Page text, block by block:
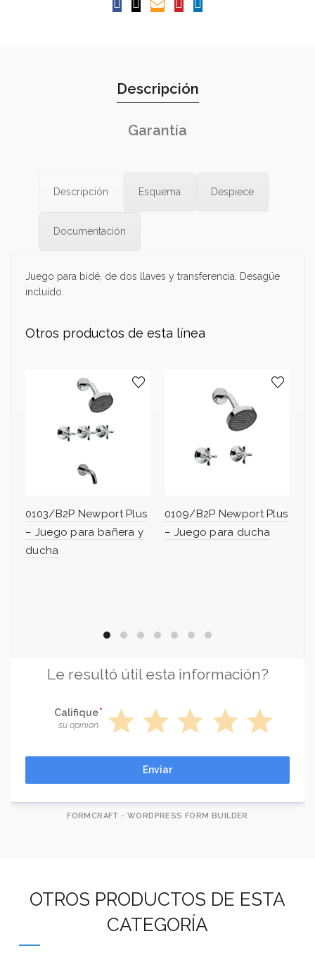
Descripción
Garantía
Descripción Esquema Despiece
Documentación
Juego para bidé, de dos llaves y transferencia. Desagüe
incluído.
Otros productos de esta línea
0103/B2P Newport Plus
– Juego para bañera y
ducha
0109/B2P Newport Plus
– Juego para ducha
Le resultó útil esta información?
Califique
su opinion star star star star star
Enviar
FORMCRAFT - WORDPRESS FORM BUILDER
OTROS PRODUCTOS DE ESTA
CATEGORÍA